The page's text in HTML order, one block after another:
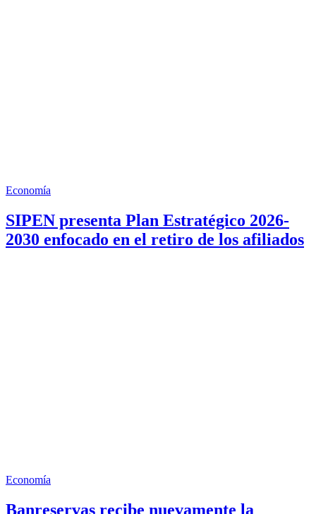
Economía
SIPEN presenta Plan Estratégico 2026-
2030 enfocado en el retiro de los afiliados
Economía
Banreservas recibe nuevamente la